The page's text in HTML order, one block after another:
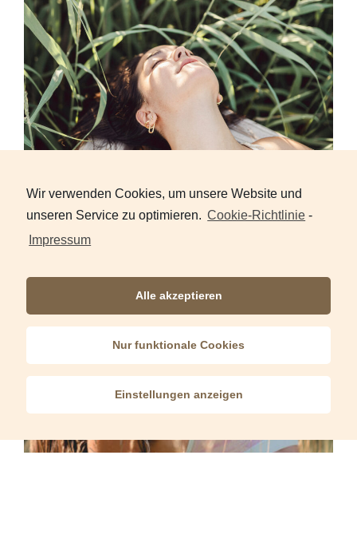
Wir verwenden Cookies, um unsere Website und
unseren Service zu optimieren. Cookie-Richtlinie -
Impressum
Alle akzeptieren
Nur funktionale Cookies
Einstellungen anzeigen